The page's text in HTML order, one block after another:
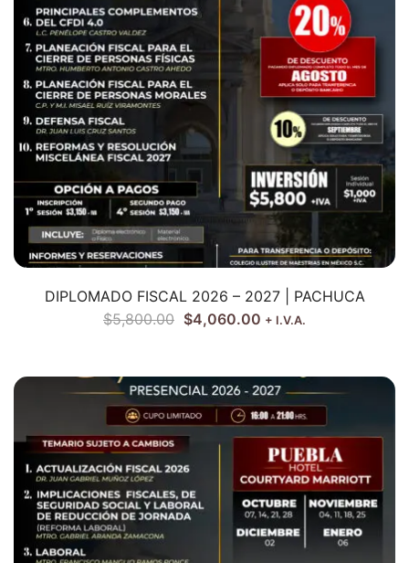
DIPLOMADO FISCAL 2026 – 2027 | PACHUCA
$5,800.00 $4,060.00 + I.V.A.